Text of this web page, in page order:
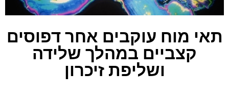
תאי מוח עוקבים אחר דפוסים
קצביים במהלך שלידה
ושליפת זיכרון